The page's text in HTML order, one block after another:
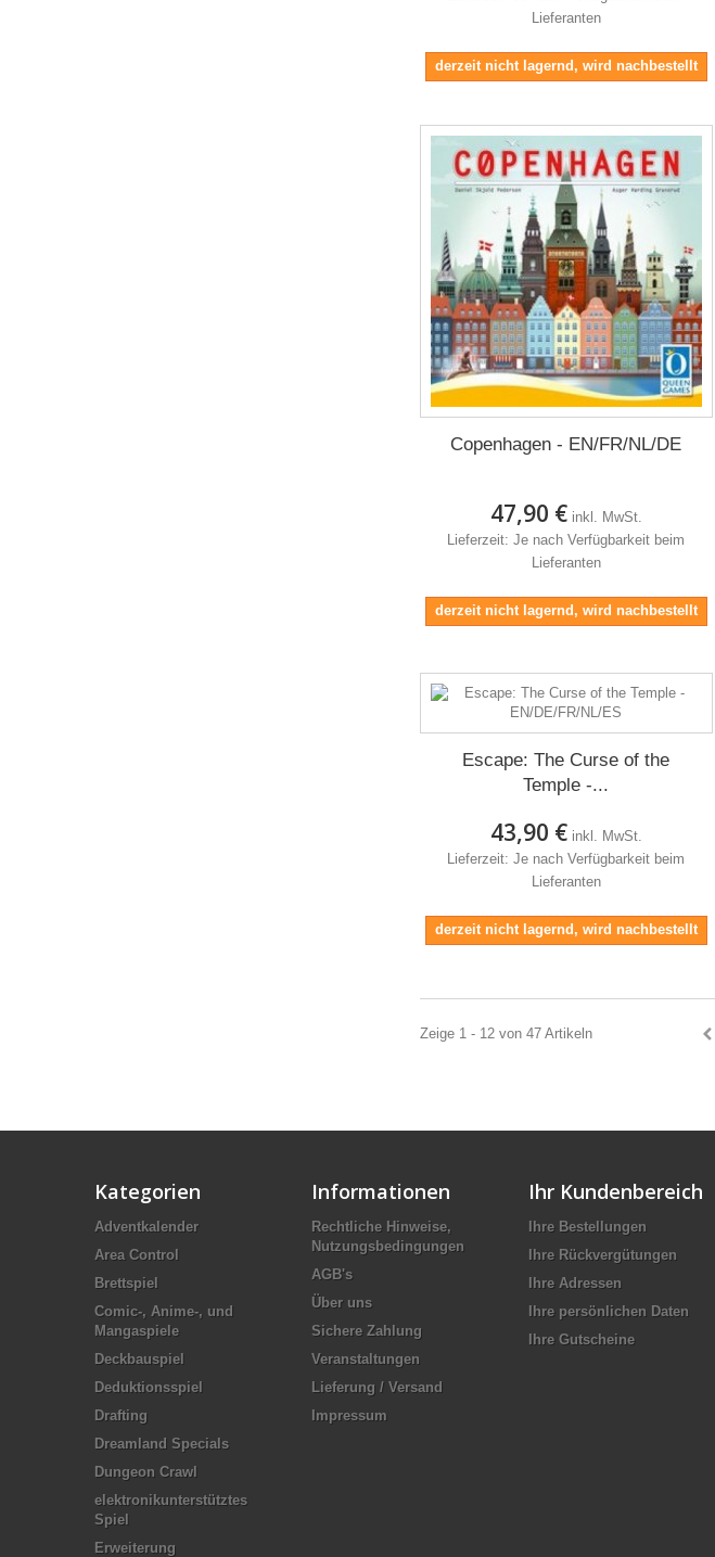
Lieferanten
derzeit nicht lagernd, wird nachbestellt
Copenhagen - EN/FR/NL/DE
47,90 € inkl. MwSt.
Lieferzeit: Je nach Verfügbarkeit beim
Lieferanten
derzeit nicht lagernd, wird nachbestellt
Escape: The Curse of the
Temple -...
43,90 € inkl. MwSt.
Lieferzeit: Je nach Verfügbarkeit beim
Lieferanten
derzeit nicht lagernd, wird nachbestellt
Zeige 1 - 12 von 47 Artikeln
Kategorien
Adventkalender
Area Control
Brettspiel
Comic-, Anime-, und
Mangaspiele
Deckbauspiel
Deduktionsspiel
Drafting
Dreamland Specials
Dungeon Crawl
elektronikunterstütztes
Spiel
Erweiterung
Informationen
Rechtliche Hinweise,
Nutzungsbedingungen
AGB's
Über uns
Sichere Zahlung
Veranstaltungen
Lieferung / Versand
Impressum
Ihr Kundenbereich
Ihre Bestellungen
Ihre Rückvergütungen
Ihre Adressen
Ihre persönlichen Daten
Ihre Gutscheine